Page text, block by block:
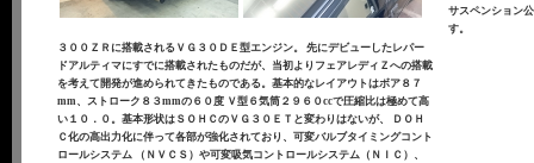
３００ＺＲに搭載されるＶＧ３０ＤＥ型エンジン。
先にデビューしたレパー
ドアルティマにすでに搭載されたものだが、当初よりフェアレディＺへの搭載
を考えて開発が進められてきたものである。基本的なレイアウトはボア８７
mm、ストローク８３mmの６０度 Ｖ型６気筒２９６０ccで圧縮比は極めて高
い１０．０。基本形状はＳＯＨＣのＶＧ３０ＥＴと変わりはないが、
ＤＯＨ
Ｃ化の高出力化に伴って各部が強化されており、可変バルブタイミングコント
ロールシステム
（ＮＶＣＳ）や可変吸気コントロールシステム（ＮＩＣ）、
サスペンション
す。